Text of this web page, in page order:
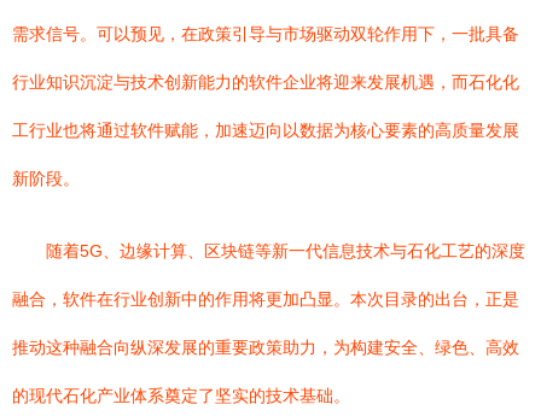
需求信号。可以预见，在政策引导与市场驱动双轮作用下，一批具备
行业知识沉淀与技术创新能力的软件企业将迎来发展机遇，而石化化
工行业也将通过软件赋能，加速迈向以数据为核心要素的高质量发展
新阶段。
随着5G、边缘计算、区块链等新一代信息技术与石化工艺的深度
融合，软件在行业创新中的作用将更加凸显。本次目录的出台，正是
推动这种融合向纵深发展的重要政策助力，为构建安全、绿色、高效
的现代石化产业体系奠定了坚实的技术基础。